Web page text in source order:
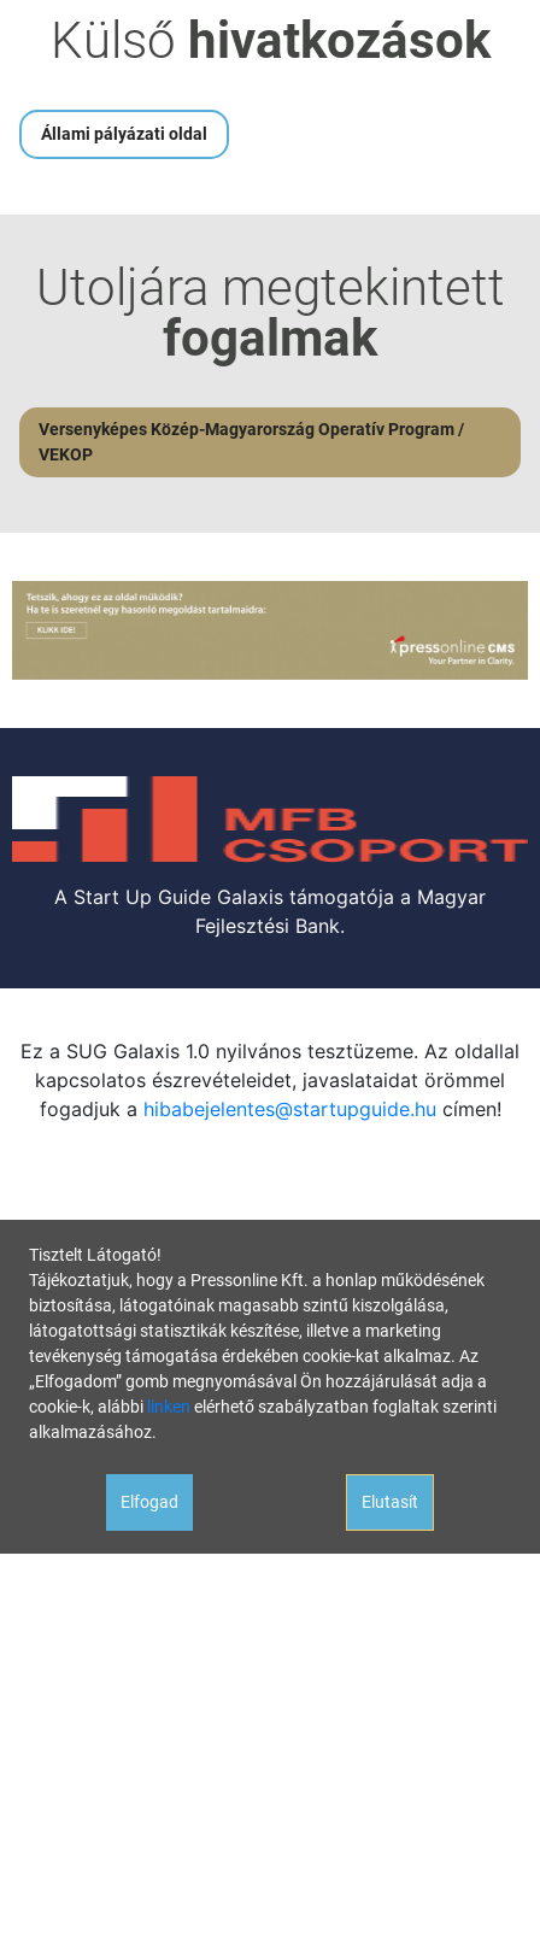
Külső hivatkozások
Állami pályázati oldal
Utoljára megtekintett
fogalmak
Versenyképes Közép-Magyarország Operatív Program /
VEKOP
A Start Up Guide Galaxis támogatója a Magyar
Fejlesztési Bank.
Ez a SUG Galaxis 1.0 nyilvános tesztüzeme. Az oldallal
kapcsolatos észrevételeidet, javaslataidat örömmel
fogadjuk a hibabejelentes@startupguide.hu címen!
Tisztelt Látogató!
Tájékoztatjuk, hogy a Pressonline Kft. a honlap működésének
biztosítása, látogatóinak magasabb szintű kiszolgálása,
látogatottsági statisztikák készítése, illetve a marketing
tevékenység támogatása érdekében cookie-kat alkalmaz. Az
„Elfogadom” gomb megnyomásával Ön hozzájárulását adja a
cookie-k, alábbi linken elérhető szabályzatban foglaltak szerinti
alkalmazásához.
Elfogad Elutasít